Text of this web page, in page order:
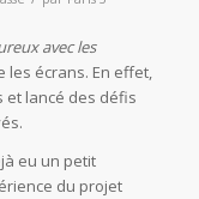
avec les
écrans. En effet,
et lancé des défis
eu un petit
du projet